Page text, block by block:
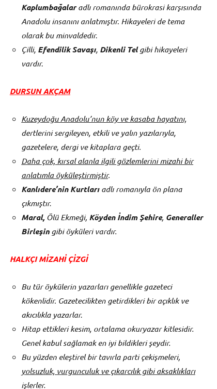
Kaplumbağalaradlı romanında bürokrasi karşısında
Anadolu insanını anlatmıştır. Hikayeleri de tema
olarak bu minvaldedir.
Çilli, Efendilik Savaşı, Dikenli Telgibi hikayeleri
vardır.
DURSUN AKÇAM
Kuzeydoğu Anadolu’nun köy ve kasaba hayatını,
dertlerini sergileyen, etkili ve yalın yazılarıyla,
gazetelere, dergi ve kitaplara geçti.
Daha çok, kırsal alanla ilgili gözlemlerini mizahi bir
anlatımla öyküleştirmiştir.
Kanlıdere’nin Kurtlarıadlı romanıyla ön plana
çıkmıştır.
Maral, Ölü Ekmeği, Köyden İndim Şehire, Generaller
Birleşingibi öyküleri vardır.
HALKÇI MİZAHİ ÇİZGİ
Bu tür öykülerin yazarları genellikle gazeteci
kökenlidir. Gazetecilikten getirdikleri bir açıklık ve
akıcılıkla yazarlar.
Hitap ettikleri kesim, ortalama okuryazar kitlesidir.
Genel kabul sağlamak en iyi bildikleri şeydir.
Bu yüzden eleştirel bir tavırla parti çekişmeleri,
yolsuzluk, vurgunculuk ve çıkarcılık gibi aksaklıkları
işlerler.